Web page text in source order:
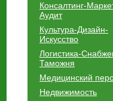
Консалтинг-
Аудит
Культура-Дизайн-
Искусство
Логистика-
Таможня
Медицинский
Недвижимость